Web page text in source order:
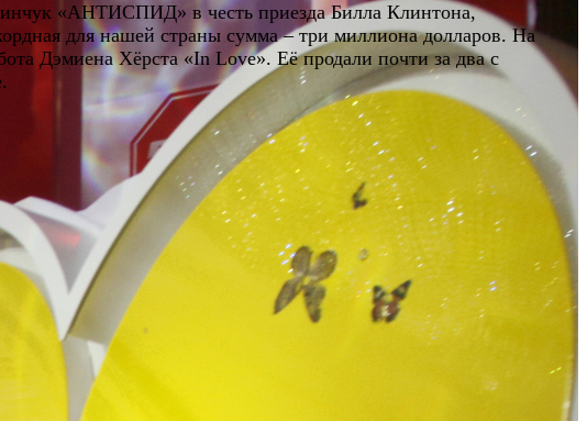
«АНТИСПИД» в честь приезда Билла Клинтона,
для нашей страны сумма – три миллиона долларов. На
Дэмиена Хёрста «In Love». Её продали почти за два с